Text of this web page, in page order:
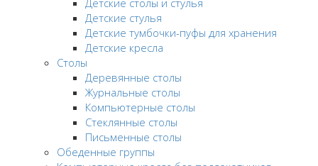
Детские столы и стулья
Детские стулья
Детские тумбочки-пуфы для хранения
Детские кресла
Столы
Деревянные столы
Журнальные столы
Компьютерные столы
Стеклянные столы
Письменные столы
Обеденные группы